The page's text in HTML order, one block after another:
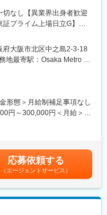
務を学んでいただきま
方からご指導を頂き、業
に付けていただける環境
い教育環境が整っていま
システム作りをすること
整っております。
在籍しております。
なし【異業界出身者歓迎
プライム上場日立G】～
数18～19年／海外受注増の
の技術を総合的に組合
力と運用・環境・マネジ
が８割です。
法人案件を中心に、官公
応しています。
府大阪市北区中之島2-3-18
地最寄駅：Osaka Metro 御
面禁煙
形態＞月給制補足事項なし
円～300,000円＜月給＞
ります。月給(月額)は固定手
応募依頼する
（エージェントサービス）